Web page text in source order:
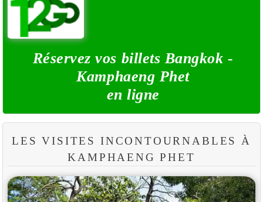
Réservez vos billets Bangkok -
Kamphaeng Phet
en ligne
LES VISITES INCONTOURNABLES À
KAMPHAENG PHET